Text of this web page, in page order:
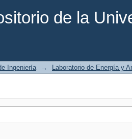
de la
Ingeniería → Laboratorio de Energía y